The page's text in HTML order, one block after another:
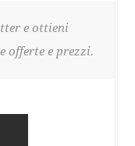
e ottieni
offerte e prezzi.